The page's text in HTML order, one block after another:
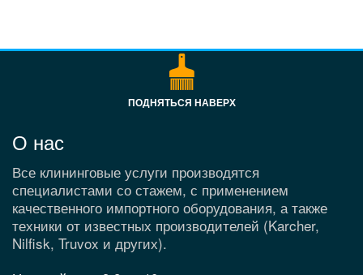
ПОДНЯТЬСЯ НАВЕРХ
О нас
Все клининговые услуги производятся
специалистами со стажем, с применением
качественного импортного оборудования, а также
техники от известных производителей (Karcher,
Nilfisk, Truvox и других).